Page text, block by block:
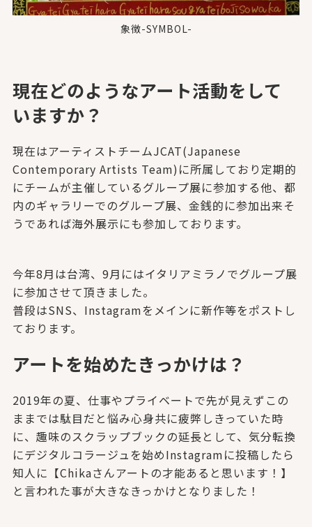
象徴-SYMBOL-
現在どのようなアート活動をして
いますか？
現在はアーティストチームJCAT(Japanese
Contemporary Artists Team)に所属しており定期的
にチームが主催しているグループ展に参加する他、都
内のギャラリーでのグループ展、金銭的に参加出来そ
うであれば海外展示にも参加しております。
今年8月は台湾、9月にはイタリアミラノでグループ展
に参加させて頂きました。
普段はSNS、Instagramをメインに新作等をポストし
ております。
アートを始めたきっかけは？
2019年の夏、仕事やプライベートで先が見えずこの
ままでは駄目だと悩み心身共に疲弊しきっていた時
に、趣味のスクラップブックの延長として、気分転換
にデジタルコラージュを始めInstagramに投稿したら
知人に【Chikaさんアートの才能あると思います！】
と言われた事が大きなきっかけとなりました！